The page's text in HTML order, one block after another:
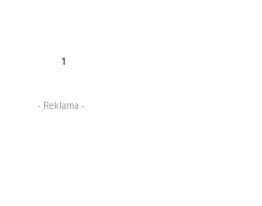
1
- Reklama -